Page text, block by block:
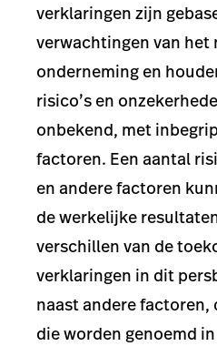
verklaringen zijn
verwachtingen van het
onderneming en
risico’s en
onbekend, met
factoren. Een aantal
en andere factoren
de werkelijke
verschillen van de
verklaringen in dit
naast andere
die worden genoemd